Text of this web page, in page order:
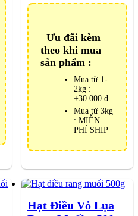
Ưu đãi kèm
theo khi mua
sản phẩm :
Mua từ 1-
2kg :
+30.000 đ
Mua từ 3kg
: MIỄN
PHÍ SHIP
Hạt Điều Vỏ Lụa